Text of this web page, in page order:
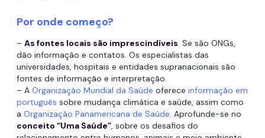
Por onde começo?
– As fontes locais são imprescindíveis. Se são ONGs,
dão informação e contatos. Os especialistas das
universidades, hospitais e entidades supranacionais são
fontes de informação e interpretação.
– A Organização Mundial da Saúde oferece informação em
português sobre mudança climática e saúde, assim como
a Organização Panamericana de Saúde. Aprofunde-se no
conceito “Uma Saúde”, sobre os desafios do